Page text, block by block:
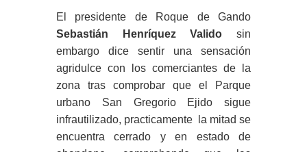
El presidente de Roque de Gando
Sebastián Henríquez Valido sin
embargo dice sentir una sensación
agridulce con los comerciantes de la
zona tras comprobar que el Parque
urbano San Gregorio Ejido sigue
infrautilizado, practicamente la mitad se
encuentra cerrado y en estado de